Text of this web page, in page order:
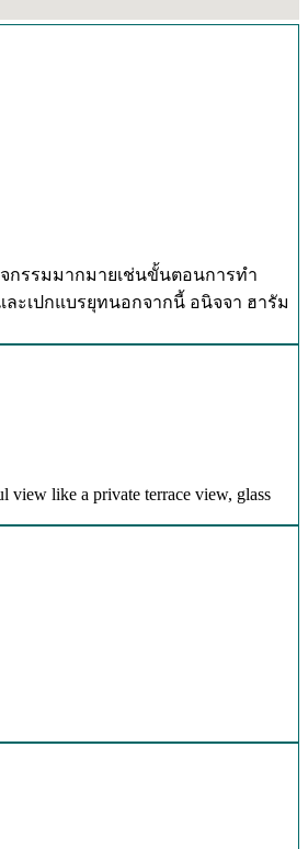
จกรรมมากมายเช่นขั้นตอนการทำ
ะเปกแบรยุทนอกจากนี้ อนิจจา ฮารัม
view like a private terrace view, glass